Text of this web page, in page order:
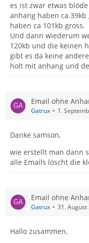
es ist zwar etwas
anhang haben ca
haben ca 101kb gross.
Und dann wiederum
120kb und die keinen
gibt es da keine
holt mit anhang und
Email ohne
Gatrux 1.
Danke samson,
wie erstellt man dann
alle Emails löscht die
Email ohne
Gatrux 31. August
Hallo zusammen,